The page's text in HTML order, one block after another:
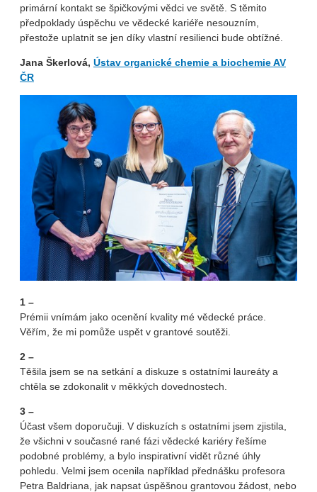
primární kontakt se špičkovými vědci ve světě. S těmito
předpoklady úspěchu ve vědecké kariéře nesouzním,
přestože uplatnit se jen díky vlastní resilienci bude obtížné.
Jana Škerlová, Ústav organické chemie a biochemie AV
ČR
1 –
Prémii vnímám jako ocenění kvality mé vědecké práce.
Věřím, že mi pomůže uspět v grantové soutěži.
2 –
Těšila jsem se na setkání a diskuze s ostatními laureáty a
chtěla se zdokonalit v měkkých dovednostech.
3 –
Účast všem doporučuji. V diskuzích s ostatními jsem zjistila,
že všichni v současné rané fázi vědecké kariéry řešíme
podobné problémy, a bylo inspirativní vidět různé úhly
pohledu. Velmi jsem ocenila například přednášku profesora
Petra Baldriana, jak napsat úspěšnou grantovou žádost, nebo